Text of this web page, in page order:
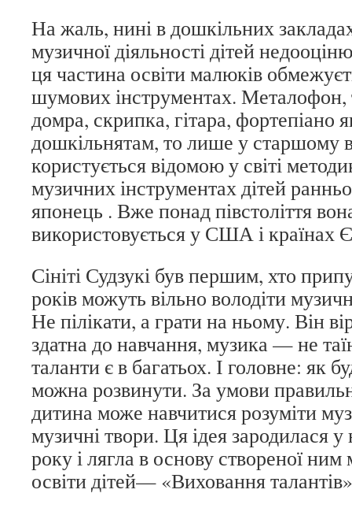
На жаль, нині в дошкільних
музичної діяльності дітей
ця частина освіти малюків
шумових інструментах. Металофон,
домра, скрипка, гітара, фортепіано
дошкільнятам, то лише у старшому
користується відомою у світі
музичних інструментах дітей
японець . Вже понад півстоліття
використовується у США і країнах
Сініті Судзукі був першим, хто
років можуть вільно володіти
Не пілікати, а грати на ньому. Він
здатна до навчання, музика — не
таланти є в багатьох. І головне: як
можна розвинути. За умови
дитина може навчитися розуміти
музичні твори. Ця ідея зародилася
року і лягла в основу створеної
освіти дітей— «Виховання